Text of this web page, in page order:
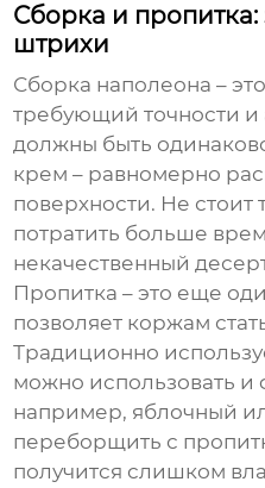
Сборка и
штрихи
Сборка наполеона –
требующий точности и
должны быть
крем – равномерно
поверхности. Не стоит
потратить больше
некачественный
Пропитка – это еще
позволяет коржам
Традиционно
можно использовать и
например, яблочный
переборщить с
получится слишком